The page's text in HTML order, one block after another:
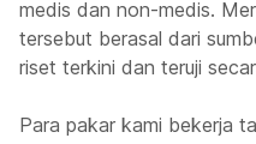
medis dan non-medis.
tersebut berasal dari
riset terkini dan teruji
Para pakar kami bekerja